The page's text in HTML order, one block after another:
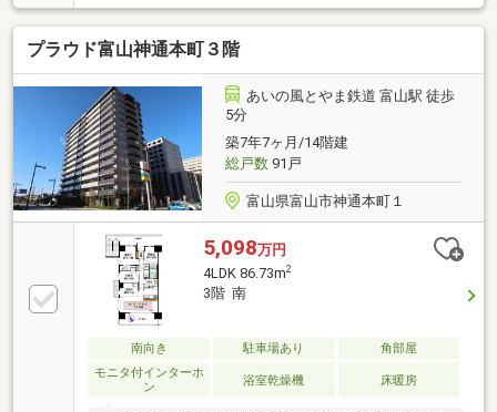
500円・引渡/令和8年9月末以降可・駐車場/10000～
18000円/月（空き都度要確認）・CATV/全て可・イン
ターネット使用料979円/月・共用視聴施設料550円/
月・駐輪場100円～500円/月・取引条件有効期限/2026
年10月末日
プラウド富山神通本町３階
あいの風とやま鉄道 富山駅 徒歩
5分
築7年7ヶ月/14階建
総戸数91戸
富山県富山市神通本町１
5,098万円
4LDK 86.73m2
3階 南
南向き 駐車場あり
角部屋
モニタ付インターホ
ン
浴室乾燥機 床暖房